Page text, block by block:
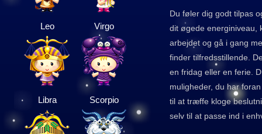
Leo Virgo
Libra Scorpio
Du føler dig godt tilpas
dit øgede energiniveau,
arbejdet og gå i gang
finder tilfredsstillende.
en fridag eller en ferie.
muligheder, du har
til at træffe kloge
selv til at passe ind i